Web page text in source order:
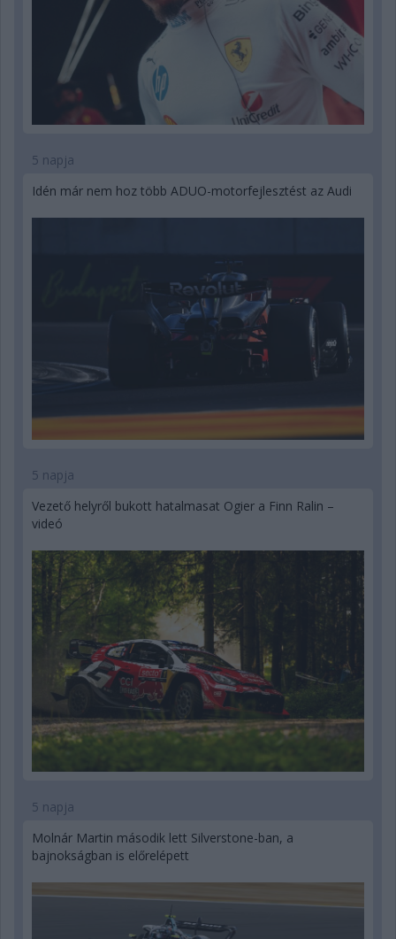
5 napja
Idén már nem hoz több ADUO-motorfejlesztést az Audi
5 napja
Vezető helyről bukott hatalmasat Ogier a Finn Ralin –
videó
5 napja
Molnár Martin második lett Silverstone-ban, a
bajnokságban is előrelépett